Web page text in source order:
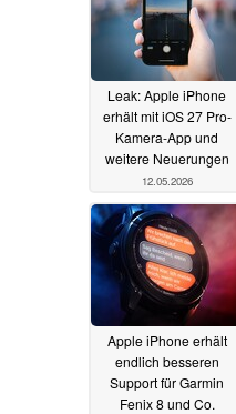
Leak: Apple iPhone
erhält mit iOS 27 Pro-
Kamera-App und
weitere Neuerungen
12.05.2026
Apple iPhone erhält
endlich besseren
Support für Garmin
Fenix 8 und Co.